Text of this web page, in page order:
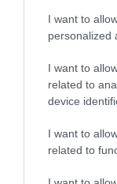
I want to
personalized
I want to
related to
device
I want to
related to
PESSOAS
Ochôa brilha
14 Set 10:06